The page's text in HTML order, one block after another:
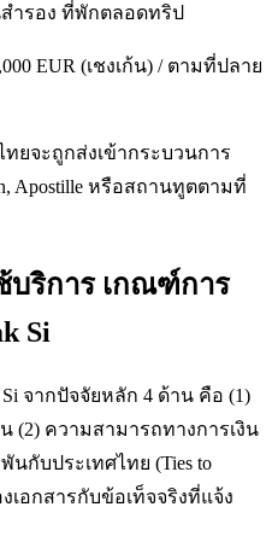
สำรอง ที่พักตลอดทริป
EUR (เชงเก้น) / ตามที่ปลาย
ทยจะถูกส่งเข้ากระบวนการ
Apostille หรือสถานทูตตามที่
บริการ เกณฑ์การ
Si
จากปัจจัยหลัก 4 ด้าน คือ (1)
(2) ความสามารถทางการเงิน
กับประเทศไทย (Ties to
เอกสารกับข้อเท็จจริงที่แจ้ง